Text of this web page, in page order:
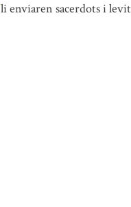
li enviaren sacerdots i